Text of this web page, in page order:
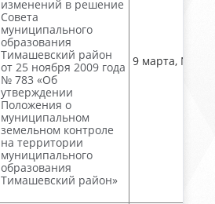
изменений в решение
Совета
муниципального
образования
Тимашевский район
от 25 ноября 2009 года
№ 783 «Об
утверждении
Положения о
муниципальном
земельном контроле
на территории
муниципального
образования
Тимашевский район»
9 марта, № 28